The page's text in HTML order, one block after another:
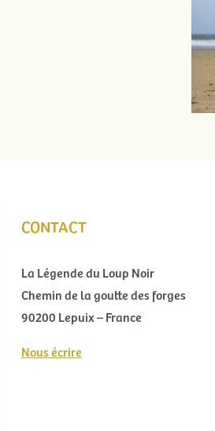
CONTACT
La Légende du Loup Noir
Chemin de la goutte des forges
90200 Lepuix – France
Nous écrire